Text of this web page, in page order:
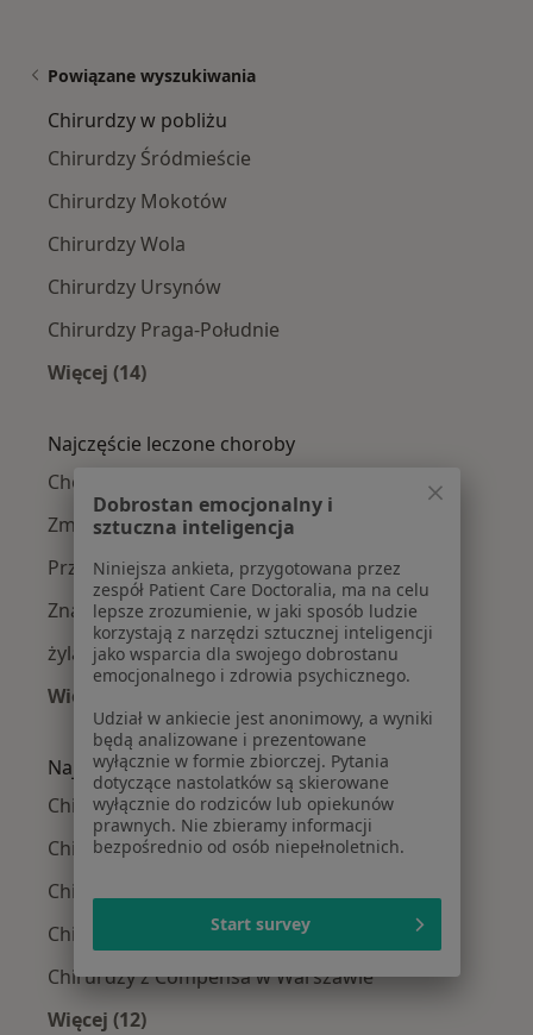
Powiązane wyszukiwania
Chirurdzy w pobliżu
Chirurdzy Śródmieście
Chirurdzy Mokotów
Chirurdzy Wola
Chirurdzy Ursynów
Chirurdzy Praga-Południe
Więcej (14)
Najczęście leczone choroby
Choroby chirurgiczne w Warszawie
Zmiany skórne w Warszawie
Przepuklina w Warszawie
Znamiona w Warszawie
żylaki w Warszawie
Więcej (15)
Więcej w kategorii: Najczęście leczone
Najpopularniejsze ubezpieczenia
Chirurdzy z Medicover w Warszawie
Chirurdzy z Allianz w Warszawie
Chirurdzy z INTER Polska w Warszawie
Chirurdzy z Signal Iduna w Warszawie
Chirurdzy z Compensa w Warszawie
Więcej (12)
Dobrostan emocjonalny i
sztuczna inteligencja
Niniejsza ankieta, przygotowana przez
zespół Patient Care Doctoralia, ma na celu
lepsze zrozumienie, w jaki sposób ludzie
korzystają z narzędzi sztucznej inteligencji
jako wsparcia dla swojego dobrostanu
emocjonalnego i zdrowia psychicznego.
Udział w ankiecie jest anonimowy, a wyniki
będą analizowane i prezentowane
wyłącznie w formie zbiorczej. Pytania
dotyczące nastolatków są skierowane
wyłącznie do rodziców lub opiekunów
prawnych. Nie zbieramy informacji
bezpośrednio od osób niepełnoletnich.
Start survey